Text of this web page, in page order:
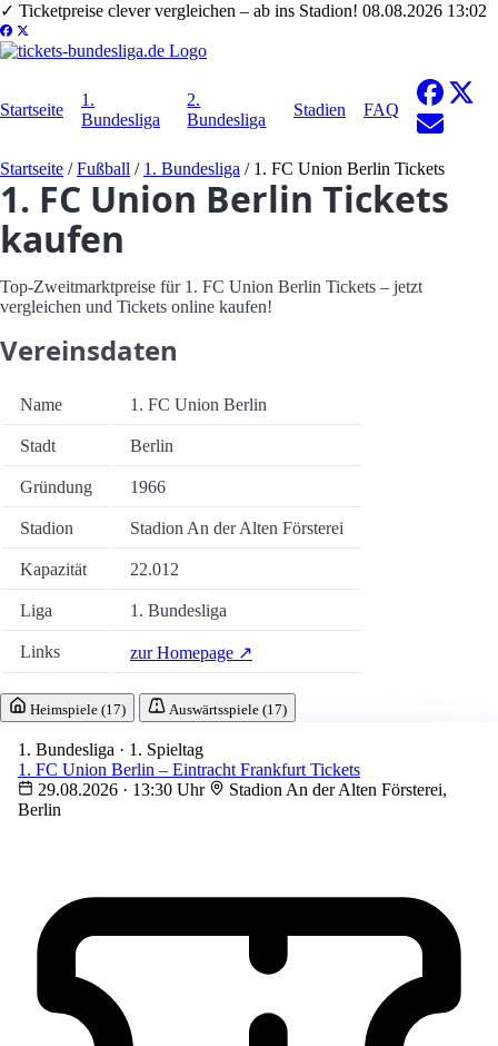
✓ Ticketpreise clever vergleichen – ab ins Stadion! 08.08.2026 13:02
Startseite
1.
Bundesliga
2.
Bundesliga
Stadien FAQ
Startseite / Fußball / 1. Bundesliga / 1. FC Union Berlin Tickets
1. FC Union Berlin Tickets
kaufen
Top-Zweitmarktpreise für 1. FC Union Berlin Tickets – jetzt
vergleichen und Tickets online kaufen!
Vereinsdaten
Name 1. FC Union Berlin
Stadt Berlin
Gründung 1966
Stadion Stadion An der Alten Försterei
Kapazität 22.012
Liga 1. Bundesliga
Links zur Homepage ↗
Heimspiele (17) Auswärtsspiele (17)
1. Bundesliga · 1. Spieltag
1. FC Union Berlin – Eintracht Frankfurt Tickets
29.08.2026 · 13:30 Uhr
Stadion An der Alten Försterei,
Berlin